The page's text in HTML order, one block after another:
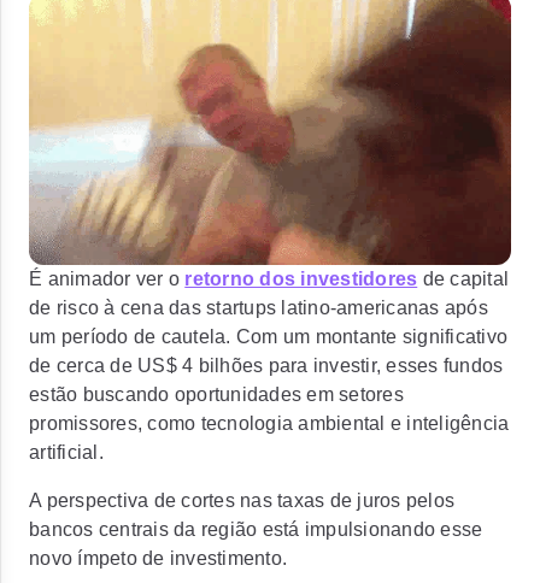
É animador ver o retorno dos investidores de capital
de risco à cena das startups latino-americanas após
um período de cautela. Com um montante significativo
de cerca de US$ 4 bilhões para investir, esses fundos
estão buscando oportunidades em setores
promissores, como tecnologia ambiental e inteligência
artificial.
A perspectiva decortes nas taxas de juros pelos
bancos centrais da região está impulsionando esse
novo ímpeto de investimento.